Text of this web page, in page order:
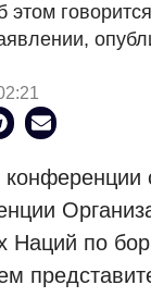
этом
Наций по